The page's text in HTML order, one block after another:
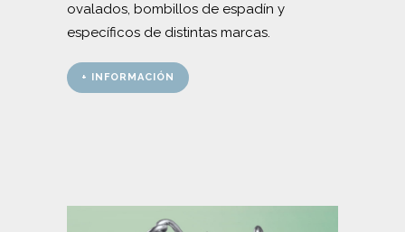
ovalados, bombillos de espadín y
específicos de distintas marcas.
+ INFORMACIÓN